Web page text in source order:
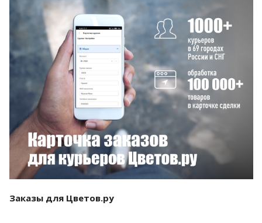
Смотреть проект
Заказы для Цветов.ру